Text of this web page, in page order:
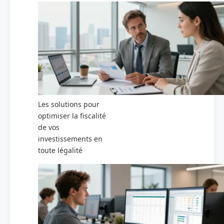
Les solutions pour
optimiser la fiscalité
de vos
investissements en
toute légalité